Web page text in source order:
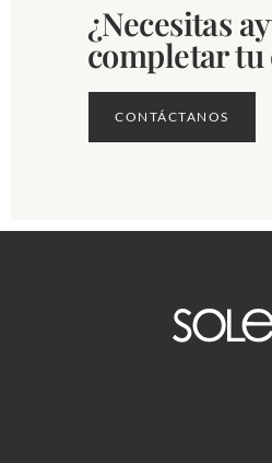
¿Necesitas
completar tu
CONTÁCTANOS